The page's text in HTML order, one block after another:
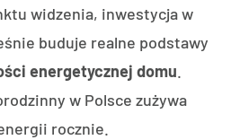
widzenia, inwestycja w
buduje realne podstawy
energetycznej domu
w Polsce zużywa
rocznie.